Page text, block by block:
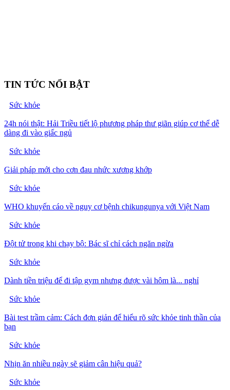
TIN TỨC NỔI BẬT
Sức khỏe
24h nói thật: Hải Triều tiết lộ phương pháp thư giãn giúp cơ thể dễ
dàng đi vào giấc ngủ
Sức khỏe
Giải pháp mới cho cơn đau nhức xương khớp
Sức khỏe
WHO khuyến cáo về nguy cơ bệnh chikungunya với Việt Nam
Sức khỏe
Đột tử trong khi chạy bộ: Bác sĩ chỉ cách ngăn ngừa
Sức khỏe
Dành tiền triệu để đi tập gym nhưng được vài hôm là... nghỉ
Sức khỏe
Bài test trầm cảm: Cách đơn giản để hiểu rõ sức khỏe tinh thần của
bạn
Sức khỏe
Nhịn ăn nhiều ngày sẽ giảm cân hiệu quả?
Sức khỏe